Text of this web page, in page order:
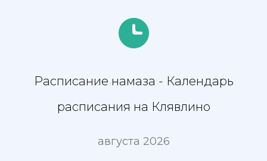
Расписание намаза - Календарь
расписания на Клявлино
августа 2026